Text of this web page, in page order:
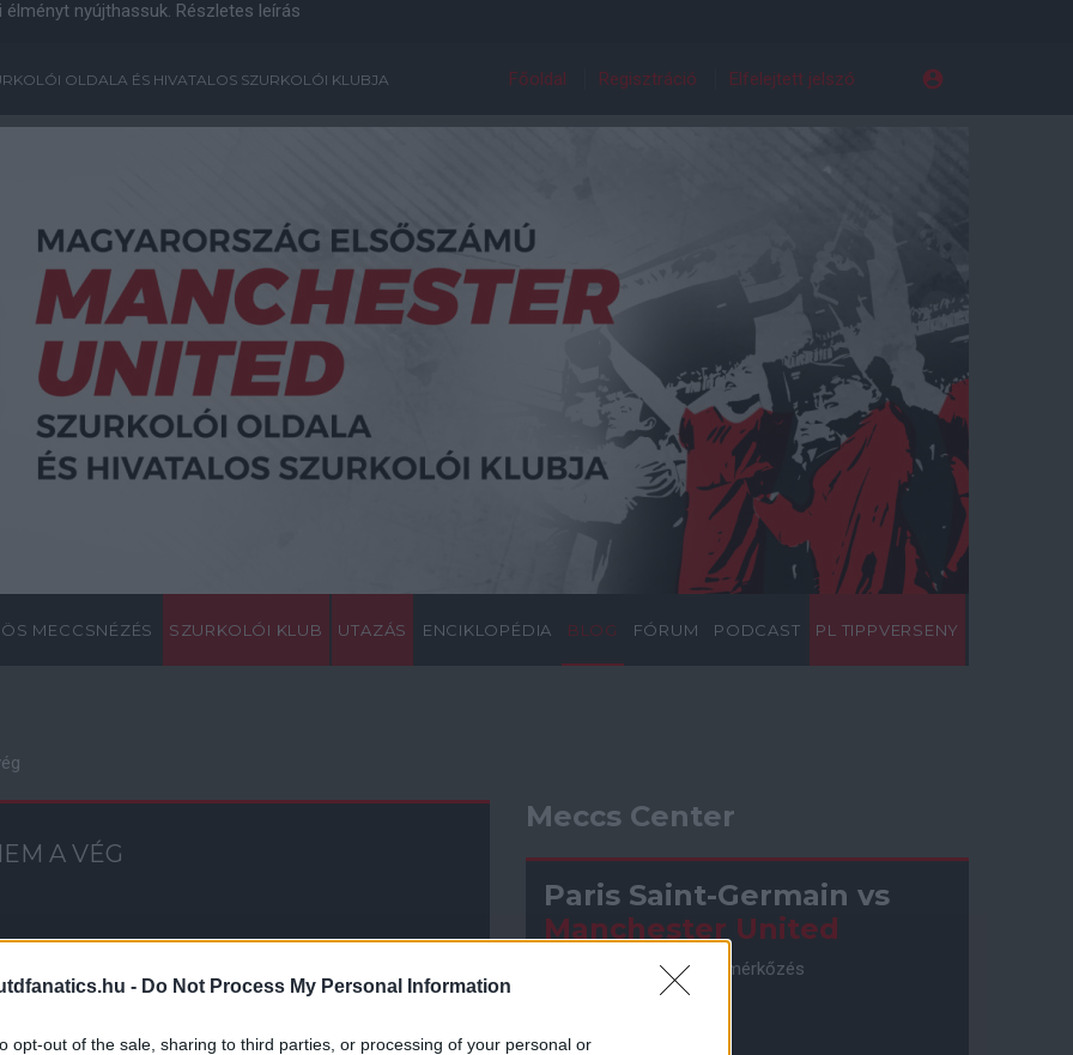
- Do Not Process My Personal Information
opt-out of the sale, sharing to third parties, or processing of your personal or
nyújthassuk. Részletes leírás
OLDALA ÉS HIVATALOS SZURKOLÓI KLUBJA Főoldal Regisztráció Elfelejtett jelszó
MECCSNÉZÉS SZURKOLÓI KLUB UTAZÁS ENCIKLOPÉDIA BLOG FÓRUM PODCAST PL TIPPVERSENY
A VÉG
annyira nem látszik meg, de
az elsõ 9 percben voltunk méltó
Meccs Center
Paris Saint-Germain vs
Manchester United
Felkészülési szezon 4. mérkőzés
Nya Ullevi, Göteborg